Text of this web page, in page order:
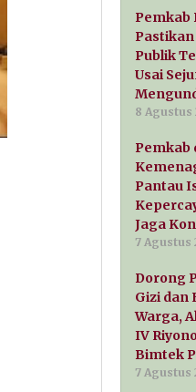
Pemkab
Publik
Usai
8 Agustus
Pemkab
Pantau
Jaga
7 Agustus
Dorong
Gizi dan
Warga,
IV
Bimtek
7 Agustus